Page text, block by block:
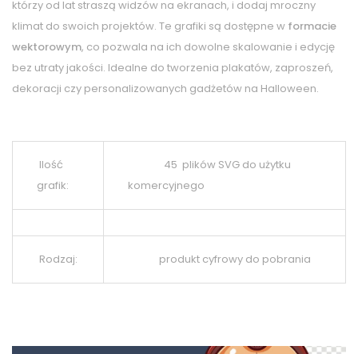
którzy od lat straszą widzów na ekranach, i dodaj mroczny
klimat do swoich projektów. Te grafiki są dostępne w formacie
wektorowym, co pozwala na ich dowolne skalowanie i edycję
bez utraty jakości. Idealne do tworzenia plakatów, zaproszeń,
dekoracji czy personalizowanych gadżetów na Halloween.
Ilość
grafik:
45 plików SVG do użytku
komercyjnego
Rodzaj: produkt cyfrowy do pobrania